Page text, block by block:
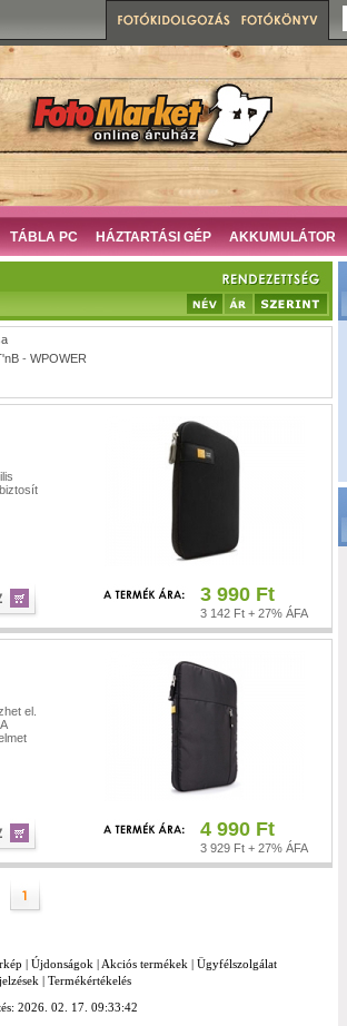
TÁBLA PC HÁZTARTÁSI GÉP AKKUMULÁTOR
- WPOWER
3 990 Ft
3 142 Ft + 27% ÁFA
el.
4 990 Ft
3 929 Ft + 27% ÁFA
| Újdonságok | Akciós termékek | Ügyfélszolgálat
| Termékértékelés
2026. 02. 17. 09:33:42